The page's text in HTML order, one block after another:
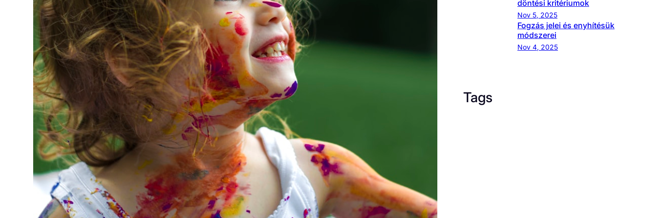
döntési kritériumok
Nov 5, 2025
Fogzás jelei és enyhítésük
módszerei
Nov 4, 2025
Tags